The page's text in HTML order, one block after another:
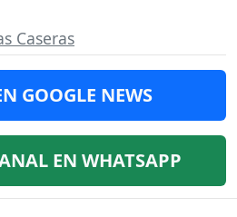
Caseras
GOOGLE NEWS
EN WHATSAPP